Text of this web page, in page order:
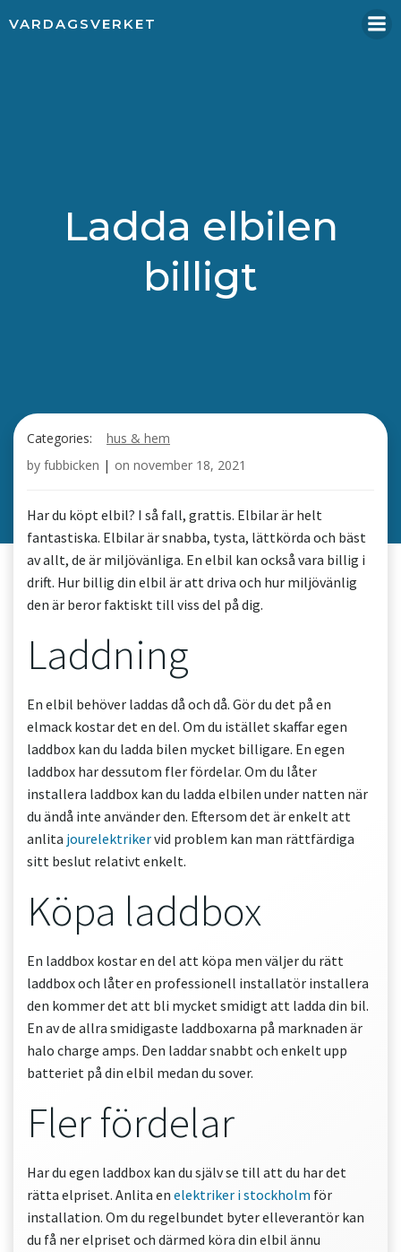
VARDAGSVERKET
Ladda elbilen
billigt
Categories:
hus & hem
by fubbicken | on november 18, 2021
Har du köpt elbil? I så fall, grattis. Elbilar är helt
fantastiska. Elbilar är snabba, tysta, lättkörda och bäst
av allt, de är miljövänliga. En elbil kan också vara billig i
drift. Hur billig din elbil är att driva och hur miljövänlig
den är beror faktiskt till viss del på dig.
Laddning
En elbil behöver laddas då och då. Gör du det på en
elmack kostar det en del. Om du istället skaffar egen
laddbox kan du ladda bilen mycket billigare. En egen
laddbox har dessutom fler fördelar. Om du låter
installera laddbox kan du ladda elbilen under natten när
du ändå inte använder den. Eftersom det är enkelt att
anlita jourelektrikervid problem kan man rättfärdiga
sitt beslut relativt enkelt.
Köpa laddbox
En laddbox kostar en del att köpa men väljer du rätt
laddbox och låter en professionell installatör installera
den kommer det att bli mycket smidigt att ladda din bil.
En av de allra smidigaste laddboxarna på marknaden är
halo charge amps. Den laddar snabbt och enkelt upp
batteriet på din elbil medan du sover.
Fler fördelar
Har du egen laddbox kan du själv se till att du har det
rätta elpriset. Anlita en elektriker i stockholm för
installation. Om du regelbundet byter elleverantör kan
du få ner elpriset och därmed köra din elbil ännu